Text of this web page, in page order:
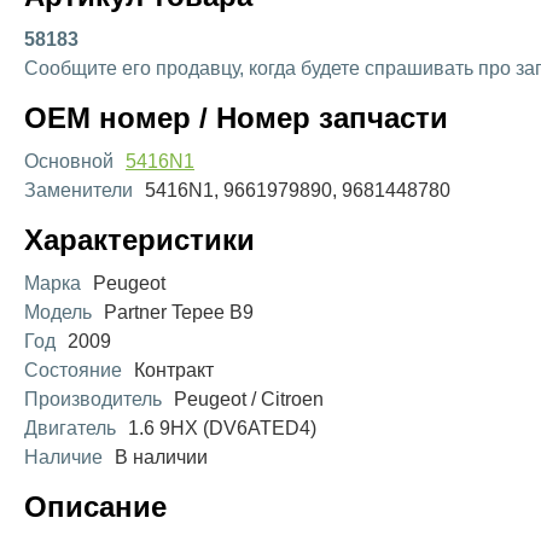
58183
Сообщите его продавцу, когда будете спрашивать про
OEM номер / Номер запчасти
Основной
5416N1
Заменители
5416N1, 9661979890, 9681448780
Характеристики
Марка
Peugeot
Модель
Partner Tepee B9
Год
2009
Состояние
Контракт
Производитель
Peugeot / Citroen
Двигатель
1.6 9HX (DV6ATED4)
Наличие
В наличии
Описание